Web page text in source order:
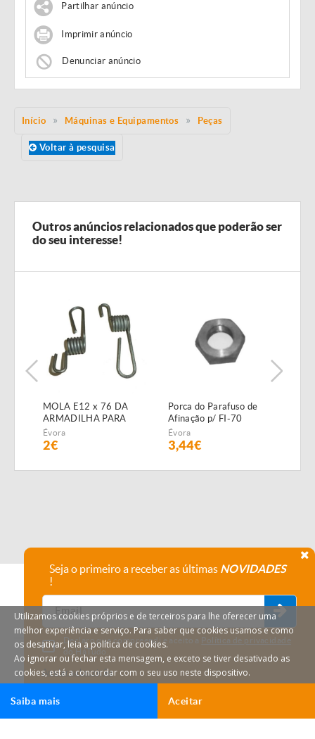
Ligar Email
Partilhar anúncio
Imprimir anúncio
Denunciar anúncio
Início Máquinas e Equipamentos Peças
Voltar à pesquisa
Outros anúncios relacionados que poderão ser
do seu interesse!
MOLA E12 x 76 DA
ARMADILHA PARA
SEMEADOR
PNEUMÁTICO FIALHO
Évora
2€
Porca do Parafuso de
Afinação p/ FI-70
Évora
3,44€
HáTudo © 2026 Todos os direitos reservados.
Seja o primeiro a receber as últimas NOVIDADES
!
Declaro que compreendi e aceito a Política de privacidade
do HáTudo.
Anular subscrição
Utilizamos cookies próprios e de terceiros para lhe oferecer uma
melhor experiência e serviço. Para saber que cookies usamos e como
os desativar, leia a política de cookies.
Ao ignorar ou fechar esta mensagem, e exceto se tiver desativado as
cookies, está a concordar com o seu uso neste dispositivo.
Aceitar
Saiba mais